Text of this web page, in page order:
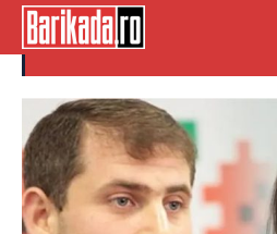
conturi blocate